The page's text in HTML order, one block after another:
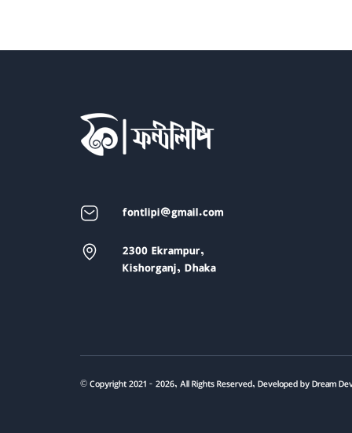
fontlipi@gmail.com
2300 Ekrampur,
Kishorganj, Dhaka
© Copyright 2021 - 2026, All Rights Reserved, Developed by Dream